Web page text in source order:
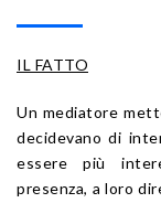
IL FATTO
Un mediatore
decidevano di
essere più
presenza, a loro